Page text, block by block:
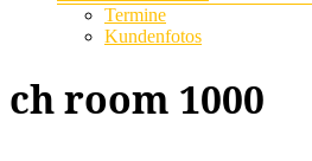
Termine
Kundenfotos
ch room 1000